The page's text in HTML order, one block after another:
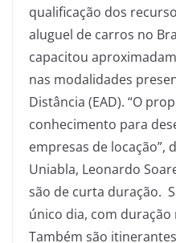
qualificação dos
aluguel de carros no
capacitou
nas modalidades
Distância (EAD). “O
conhecimento para
empresas de locação”,
Uniabla, Leonardo
são de curta duração.
único dia, com duração
Também são